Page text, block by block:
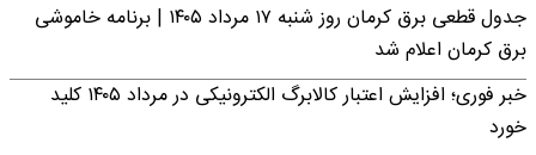
جدول قطعی برق کرمان روز شنبه ۱۷ مرداد ۱۴۰۵ | برنامه خاموشی
برق کرمان اعلام شد
خبر فوری؛ افزایش اعتبار کالابرگ الکترونیکی در مرداد ۱۴۰۵ کلید
خورد